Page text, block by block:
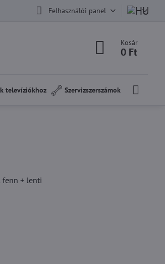
Felhasználói panel
Kosár
0 Ft
televíziókhoz Szervizszerszámok
fenn + lenti